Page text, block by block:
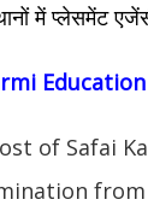
में प्लेसमेंट
of Safai